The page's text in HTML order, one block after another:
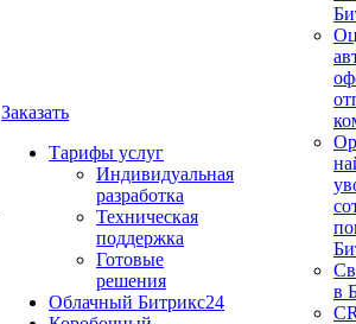
Заказать
Тарифы услуг
Индивидуальная
разработка
Техническая
поддержка
Готовые
решения
Облачный Битрикс24
в